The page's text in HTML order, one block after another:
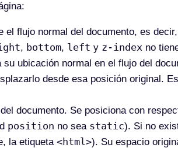
flujo normal del documento, es
, bottom, left y z-index no
ubicación normal en el flujo del
desde esa posición original.
documento. Se posiciona con
position no sea static). Si no
la etiqueta <html>). Su espacio